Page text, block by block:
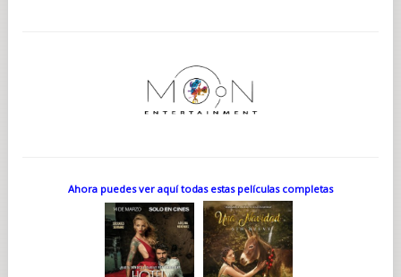
Ahora puedes ver aquí todas estas películas completas